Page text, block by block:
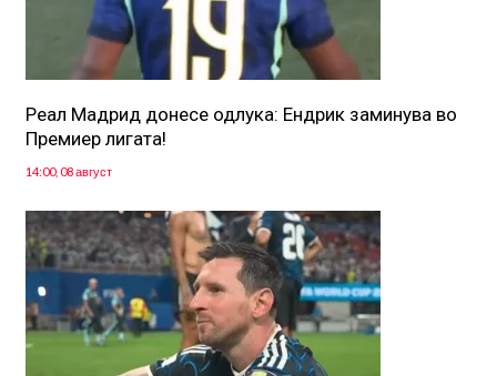
Реал Мадрид донесе одлука: Eндрик заминува во
Премиер лигата!
14:00, 08 август